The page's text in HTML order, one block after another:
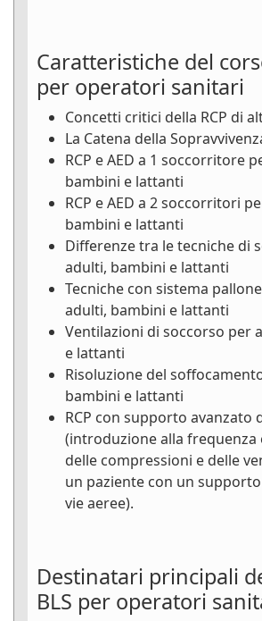
Caratteristiche del
per operatori sanitari
Concetti critici della RCP di
La Catena della
RCP e AED a 1 soccorritore
bambini e lattanti
RCP e AED a 2 soccorritori
bambini e lattanti
Differenze tra le tecniche di
adulti, bambini e lattanti
Tecniche con sistema
adulti, bambini e lattanti
Ventilazioni di soccorso per
e lattanti
Risoluzione del
bambini e lattanti
RCP con supporto avanzato
(introduzione alla frequenza
delle compressioni e delle
un paziente con un
vie aeree).
Destinatari principali
BLS per operatori